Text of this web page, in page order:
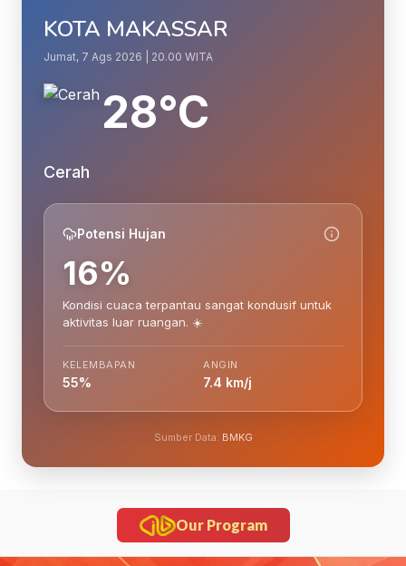
KOTA MAKASSAR
Jumat, 7 Ags 2026 | 20.00 WITA
28°C
Cerah
Potensi Hujan
16%
Kondisi cuaca terpantau sangat kondusif untuk
aktivitas luar ruangan. ☀️
KELEMBAPAN
55%
ANGIN
7.4 km/j
Sumber Data: BMKG
Our Program